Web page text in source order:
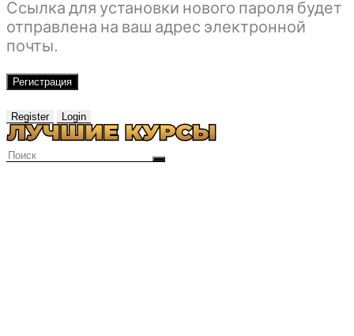
Ссылка для установки нового пароля будет
отправлена ​​на ваш адрес электронной
почты.
Регистрация
Register Login